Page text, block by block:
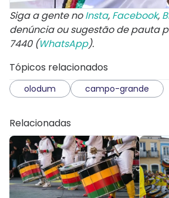
Siga a gente noInsta, Facebook,
denúncia ou sugestão de pauta
7440 (WhatsApp).
Tópicos relacionados
olodum campo-grande
Relacionadas